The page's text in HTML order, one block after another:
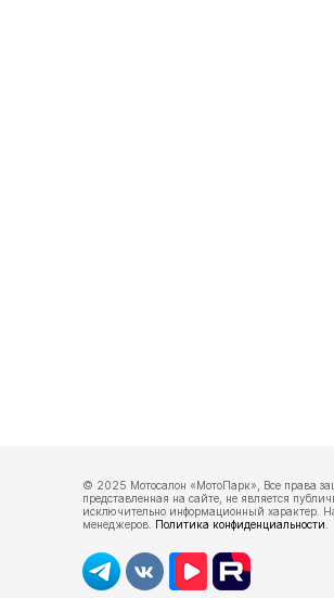
© 2025 Мотосалон «МотоПарк», Все права
представленная на сайте, не является
исключительно информационный характер.
менеджеров. Политика конфиденциальности